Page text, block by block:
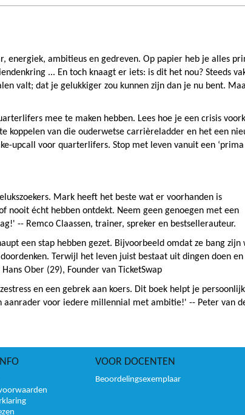
energiek, ambitieus en gedreven. Op papier heb je alles
... En toch knaagt er iets: is dit het nou? Steeds
valt; dat je gelukkiger zou kunnen zijn dan je nu bent.
mee te maken hebben. Lees hoe je een crisis
koppelen van die ouderwetse carrièreladder en het een
upcall voor quarterlifers. Stop met leven vanuit een ‘prima
Mark heeft het beste wat er voorhanden is
nooit écht hebben ontdekt. Neem geen genoegen met een
-- Remco Claassen, trainer, spreker en bestsellerauteur.
een stap hebben gezet. Bijvoorbeeld omdat ze bang zijn
Terwijl het leven juist bestaat uit dingen doen en
Ober (29), Founder van TicketSwap
en een gebrek aan koers. Dit boek helpt je persoonlijk
aanrader voor iedere millennial met ambitie!' -- Peter van
VOOR DOCENTEN
Beoordelingsexemplaar